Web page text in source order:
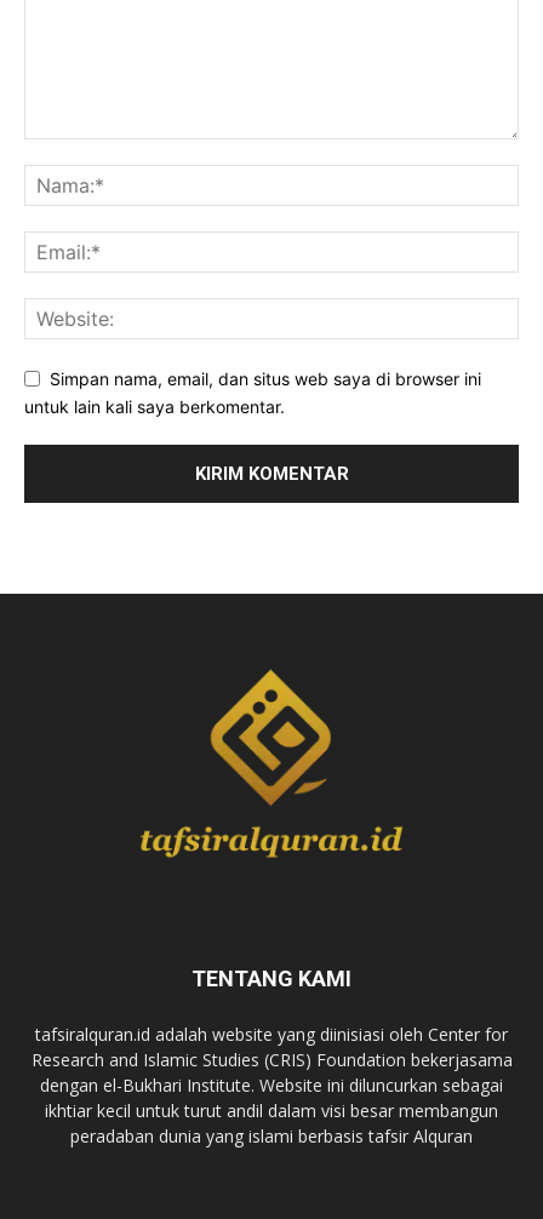
Simpan nama, email, dan situs web saya di browser ini
untuk lain kali saya berkomentar.
TENTANG KAMI
tafsiralquran.id adalah website yang diinisiasi oleh Center for
Research and Islamic Studies (CRIS) Foundation bekerjasama
dengan el-Bukhari Institute. Website ini diluncurkan sebagai
ikhtiar kecil untuk turut andil dalam visi besar membangun
peradaban dunia yang islami berbasis tafsir Alquran